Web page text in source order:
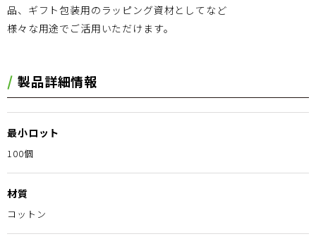
品、ギフト包装用のラッピング資材としてなど
様々な用途でご活用いただけます。
製品詳細情報
最小ロット
100個
材質
コットン